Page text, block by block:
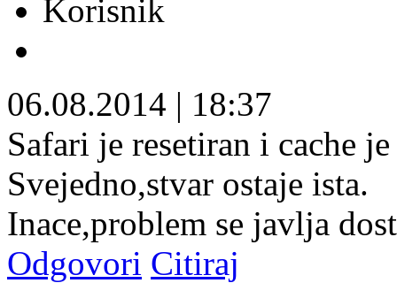
Korisnik
06.08.2014 | 18:37
Safari je resetiran i cache
Svejedno,stvar ostaje ista.
Inace,problem se javlja
Odgovori Citiraj